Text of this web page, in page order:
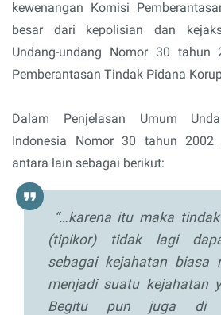
kewenangan Komisi
besar dari kepolisian dan
Undang-undang Nomor 30 tahun
Pemberantasan Tindak Pidana
Dalam Penjelasan Umum
Indonesia Nomor 30 tahun
antara lain sebagai berikut:
“…karena itu maka
(tipikor) tidak lagi
sebagai kejahatan biasa
menjadi suatu kejahatan
Begitu pun juga di